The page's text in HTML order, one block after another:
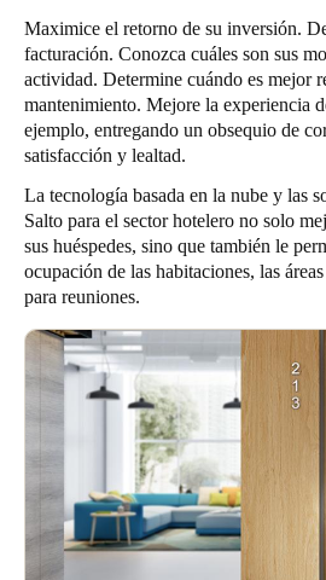
Maximice el retorno de su inversión.
facturación. Conozca cuáles son sus
actividad. Determine cuándo es mejor
mantenimiento. Mejore la experiencia
ejemplo, entregando un obsequio de
satisfacción y lealtad.
La tecnología basada en la nube y las
Salto para el sector hotelero no solo
sus huéspedes, sino que también le
ocupación de las habitaciones, las
para reuniones.